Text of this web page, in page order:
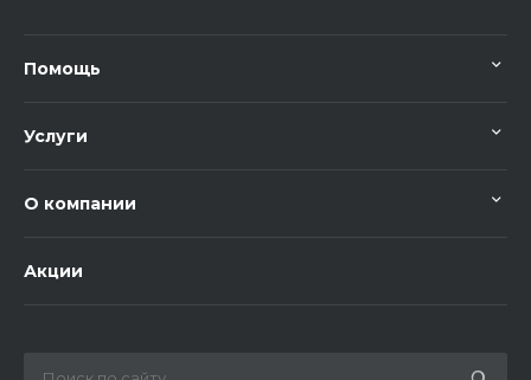
Помощь
Услуги
О компании
Акции